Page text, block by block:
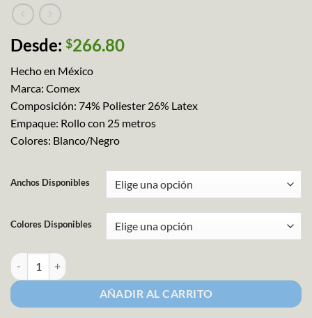
Desde: $266.80
Hecho en México
Marca: Comex
Composición: 74% Poliester 26% Latex
Empaque: Rollo con 25 metros
Colores: Blanco/Negro
Anchos Disponibles
Colores Disponibles
Elástico Reforzado Marca Comex cantidad
AÑADIR AL CARRITO